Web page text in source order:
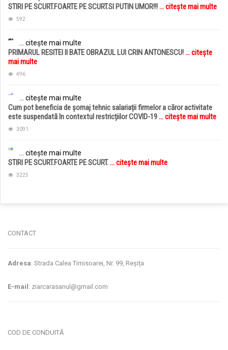
STIRI PE SCURT.FOARTE PE SCURT.SI PUTIN UMOR!!!... citește mai multe
592
... citește mai multe
PRIMARUL RESITEI II BATE OBRAZUL LUI CRIN ANTONESCU!... citește
mai multe
496
... citește mai multe
Cum pot beneficia de șomaj tehnic salariații firmelor a căror activitate
este suspendată în contextul restricțiilor COVID-19... citește mai multe
3091
... citește mai multe
STIRI PE SCURT.FOARTE PE SCURT.... citește mai multe
3225
CONTACT
Adresa: Strada Calea Timisoarei, Nr. 99, Reșița
E-mail: ziarcarasanul@gmail.com
COD DE CONDUITĂ